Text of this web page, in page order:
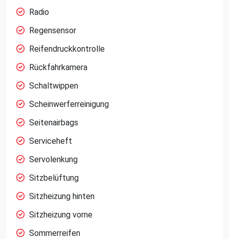
Radio
Regensensor
Reifendruckkontrolle
Rückfahrkamera
Schaltwippen
Scheinwerferreinigung
Seitenairbags
Serviceheft
Servolenkung
Sitzbelüftung
Sitzheizung hinten
Sitzheizung vorne
Sommerreifen